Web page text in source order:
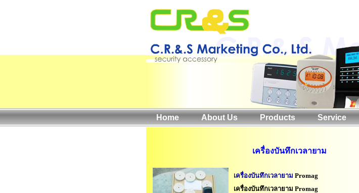
Home About Us Products Service
เครื่องบันทึกเวลายาม
เครื่องบันทึกเวลายาม Promag
เครื่องบันทึกเวลายาม Promag